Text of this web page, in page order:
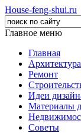
House-feng-shui.ru
Главное меню
Главная
Архитектура
Ремонт
Идеи
Материалы
Советы